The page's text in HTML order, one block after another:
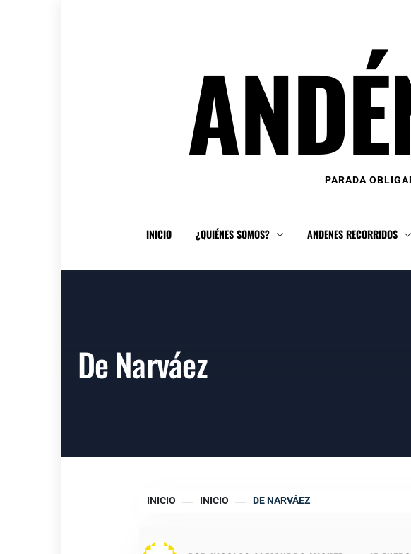
PARADA
INICIO ¿QUIÉNES SOMOS? ANDENES RECORRIDOS
De Narváez
INICIO INICIO DE NARVÁEZ